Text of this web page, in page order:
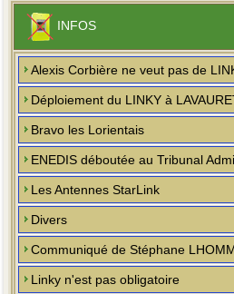
INFOS
Alexis Corbière ne veut pas de
Déploiement du LINKY à
Bravo les Lorientais
ENEDIS déboutée au Tribunal
Les Antennes StarLink
Divers
Communiqué de Stéphane
Linky n'est pas obligatoire